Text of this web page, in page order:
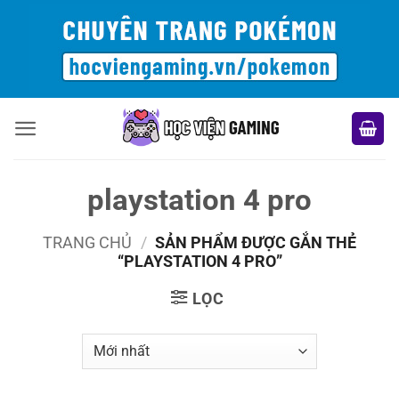
playstation 4 pro
TRANG CHỦ / SẢN PHẨM ĐƯỢC GẮN THẺ
“PLAYSTATION 4 PRO”
LỌC